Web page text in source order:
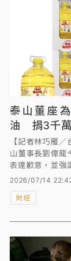
台門市已全面
機關公告預防
泰山董座
油 捐3千
【記者林巧雁
山董事長劉偉龍
表達歉意，並強
同時也捐款3千
及適當資格的單
備、人力擴充。
2026/07/14
財經